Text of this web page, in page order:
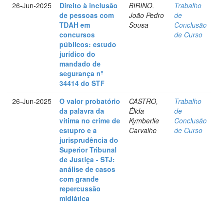
26-Jun-2025
Direito à inclusão
de pessoas com
TDAH em
concursos
públicos: estudo
jurídico do
mandado de
segurança nº
34414 do STF
BIRINO,
João Pedro
Sousa
Trabalho
de
Conclusão
de Curso
26-Jun-2025
O valor probatório
da palavra da
vítima no crime de
estupro e a
jurisprudência do
Superior Tribunal
de Justiça - STJ:
análise de casos
com grande
repercussão
midiática
CASTRO,
Élida
Kymberlle
Carvalho
Trabalho
de
Conclusão
de Curso